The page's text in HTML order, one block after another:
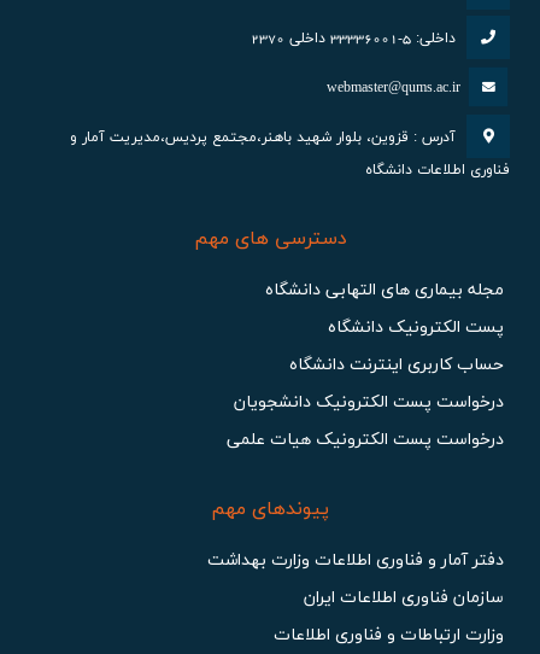
داخلی: 5-33336001 داخلی 2370
webmaster@qums.ac.ir
آدرس : قزوین، بلوار شهید باهنر،مجتمع پردیس،مدیریت آمار و
فناوری اطلاعات دانشگاه
دسترسی های مهم
مجله بیماری های التهابی دانشگاه
پست الکترونیک دانشگاه
حساب کاربری اینترنت دانشگاه
درخواست پست الکترونیک دانشجویان
درخواست پست الکترونیک هیات علمی
پیوندهای مهم
دفتر آمار و فناوری اطلاعات وزارت بهداشت
سازمان فناوری اطلاعات ایران
وزارت ارتباطات و فناوری اطلاعات